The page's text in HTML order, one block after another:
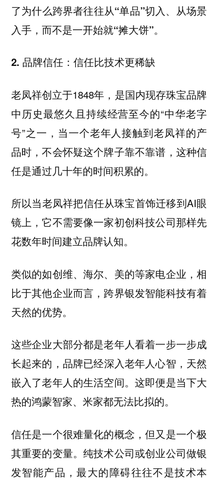
了为什么跨界者往往从“单品”切入、从场景
入手，而不是一开始就“摊大饼”。
2. 品牌信任：信任比技术更稀缺
老凤祥创立于1848年，是国内现存珠宝品牌
中历史最悠久且持续经营至今的“中华老字
号”之一，当一个老年人接触到老凤祥的产
品时，不会怀疑这个牌子靠不靠谱， 这种信
任是通过几十年的时间积累的。
所以当老凤祥把信任从珠宝首饰迁移到AI眼
镜上，它不需要像一家初创科技公司那样先
花数年时间建立品牌认知。
类似的如创维、海尔、美的等家电企业，相
比于其他企业而言，跨界银发智能科技有着
天然的优势。
这些企业大部分都是老年人看着一步一步成
长起来的， 品牌已经深入老年人心智，天然
嵌入了老年人的生活空间。这即便是当下大
热的鸿蒙智家、米家都无法比拟的。
信任是一个很难量化的概念，但又是一个极
其重要的变量。纯技术公司或创业公司做银
发智能产品，最大的障碍往往不是技术本